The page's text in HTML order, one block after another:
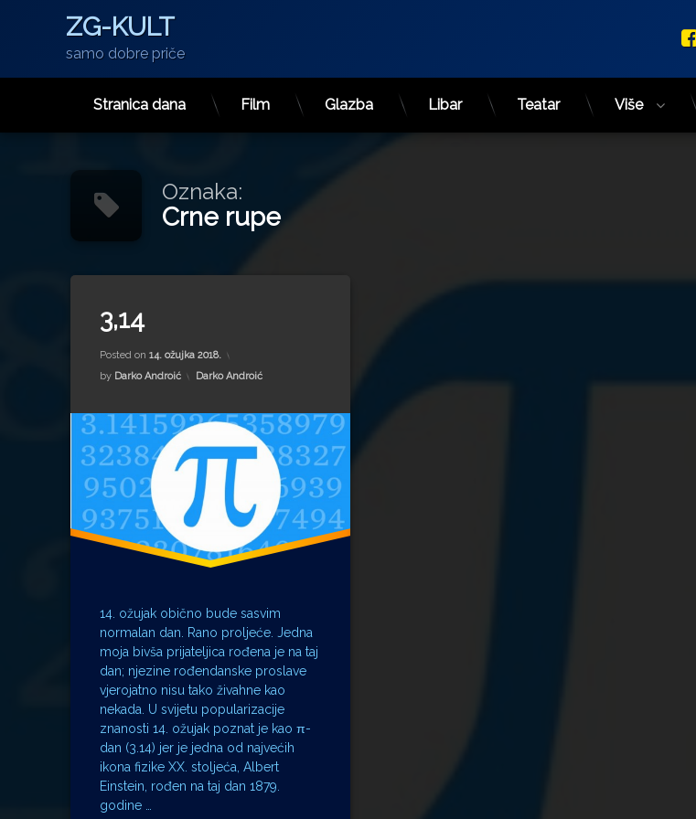
Preskoči
ZG-KULT
samo dobre priče
Stranica dana Film Glazba Libar Teatar Više
Oznaka:
Crne rupe
3,14
Posted on 14. ožujka 2018.
by Darko Androić Kategorije:
Darko Androić
14. ožujak obično bude sasvim
normalan dan. Rano proljeće. Jedna
moja bivša prijateljica rođena je na taj
dan; njezine rođendanske proslave
vjerojatno nisu tako živahne kao
nekada. U svijetu popularizacije
znanosti 14. ožujak poznat je kao π-
dan (3.14) jer je jedna od najvećih
ikona fizike XX. stoljeća, Albert
Einstein, rođen na taj dan 1879.
godine …
Crne rupe
Pi-day
Steven Hawking